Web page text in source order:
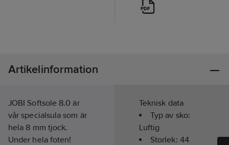
Artikelinformation
JOBI Softsole 8.0 är
vår specialsula som är
hela 8 mm tjock.
Under hela foten!
Teknisk data
Typ av sko:
Luftig
Storlek: 44